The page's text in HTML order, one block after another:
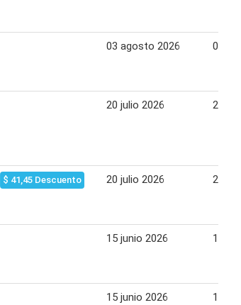
03 agosto 2026 07
20 julio 2026 24
$ 41,45 Descuento 20 julio 2026 24
15 junio 2026 19
15 junio 2026 19